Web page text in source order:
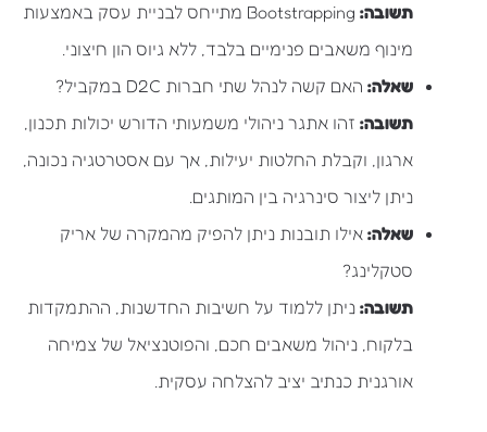
תשובה:
Bootstrapping מתייחס לבניית עסק באמצעות
מינוף משאבים פנימיים בלבד, ללא גיוס הון חיצוני.
שאלה: האם קשה לנהל שתי חברות D2C במקביל?
תשובה: זהו אתגר ניהולי משמעותי הדורש יכולות תכנון,
ארגון, וקבלת החלטות יעילות, אך עם אסטרטגיה נכונה,
ניתן ליצור סינרגיה בין המותגים.
שאלה: אילו תובנות ניתן להפיק מהמקרה של אריק
סטקלינג?
תשובה: ניתן ללמוד על חשיבות החדשנות, ההתמקדות
בלקוח, ניהול משאבים חכם, והפוטנציאל של צמיחה
אורגנית כנתיב יציב להצלחה עסקית.